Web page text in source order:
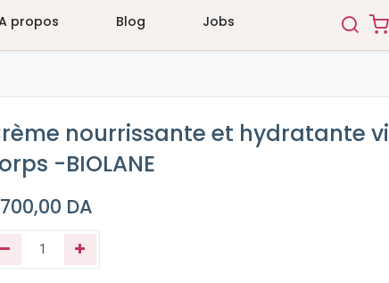
propos Blog Jobs
nourrissante et hydratante
-BIOLANE
DA